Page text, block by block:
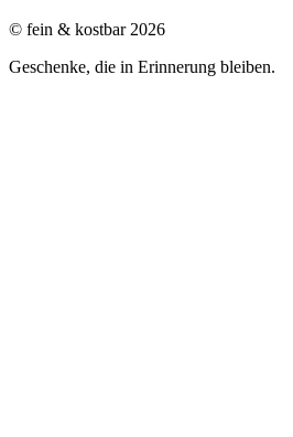
© fein & kostbar 2026
Geschenke, die in Erinnerung bleiben.